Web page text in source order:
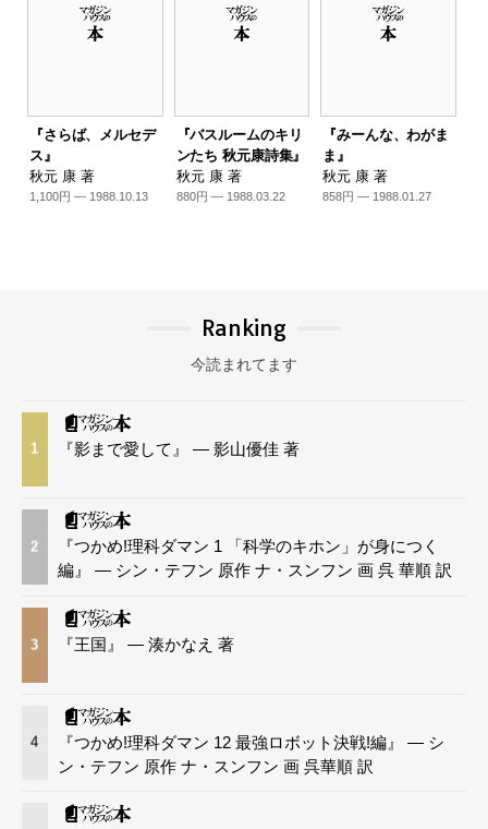
『さらば、メルセデ
ス』
秋元 康 著
1,100円 — 1988.10.13
『バスルームのキリ
ンたち 秋元康詩集』
秋元 康 著
880円 — 1988.03.22
『みーんな、わがま
ま』
秋元 康 著
858円 — 1988.01.27
Ranking
今読まれてます
1 『影まで愛して』 — 影山優佳 著
2
『つかめ!理科ダマン 1 「科学のキホン」が身につく
編』 — シン・テフン 原作 ナ・スンフン 画 呉 華順 訳
3 『王国』 — 湊かなえ 著
4
『つかめ!理科ダマン 12 最強ロボット決戦!編』 — シ
ン・テフン 原作 ナ・スンフン 画 呉華順 訳